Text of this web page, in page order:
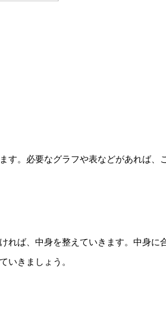
す。必要なグラフや表などがあれば、
れば、中身を整えていきます。中身に
いきましょう。